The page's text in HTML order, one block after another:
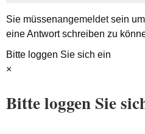
Sie müssenangemeldetsein
eine Antwort schreiben zu
Bitte loggen Sie sich ein
×
Bitte loggen Sie